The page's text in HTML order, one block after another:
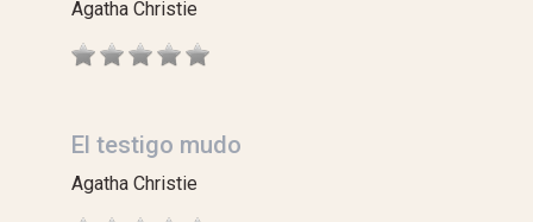
Agatha Christie
El testigo mudo
Agatha Christie